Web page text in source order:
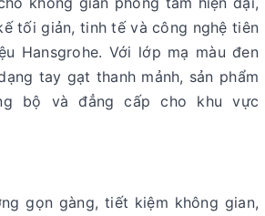
tối giản, tinh tế và công nghệ tiên
Hansgrohe. Với lớp mạ màu đen
tay gạt thanh mảnh, sản phẩm
bộ và đẳng cấp cho khu vực
gọn gàng, tiết kiệm không gian,